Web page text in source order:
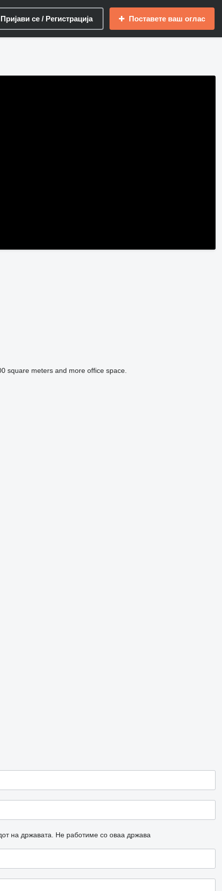
Пријави се / Регистрација Поставете ваш оглас
square meters and more office space.
на државата. Не работиме со оваа држава